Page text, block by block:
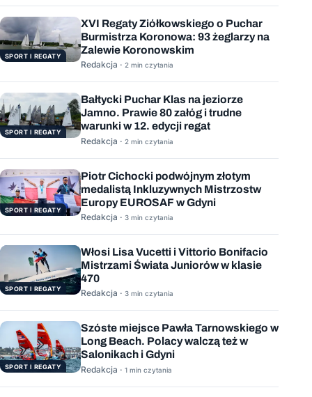
SPORT I REGATY
XVI Regaty Ziółkowskiego o Puchar
Burmistrza Koronowa: 93 żeglarzy na
Zalewie Koronowskim
Redakcja · 2 min czytania
SPORT I REGATY
Bałtycki Puchar Klas na jeziorze
Jamno. Prawie 80 załóg i trudne
warunki w 12. edycji regat
Redakcja · 2 min czytania
SPORT I REGATY
Piotr Cichocki podwójnym złotym
medalistą Inkluzywnych Mistrzostw
Europy EUROSAF w Gdyni
Redakcja · 3 min czytania
SPORT I REGATY
Włosi Lisa Vucetti i Vittorio Bonifacio
Mistrzami Świata Juniorów w klasie
470
Redakcja · 3 min czytania
SPORT I REGATY
Szóste miejsce Pawła Tarnowskiego w
Long Beach. Polacy walczą też w
Salonikach i Gdyni
Redakcja · 1 min czytania